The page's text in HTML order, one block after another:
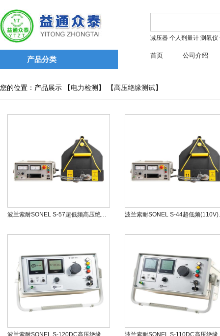
产品分类
减压器 个人剂量计 测氡仪
首页 公司介绍
您的位置：产品展示 【 电力检测 】 【高压绝缘测试】
波兰索耐SONEL S-57超低频高压绝缘测试仪 波兰索
波兰索耐SONEL S-120DC高压绝缘测试仪 波兰索